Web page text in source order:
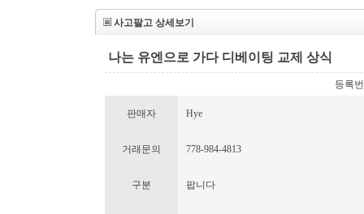
사고팔고 상세보기
나는 유엔으로 가다 디베이팅 교제 상식
등록
판매자 Hye
거래문의 778-984-4813
구분 팝니다